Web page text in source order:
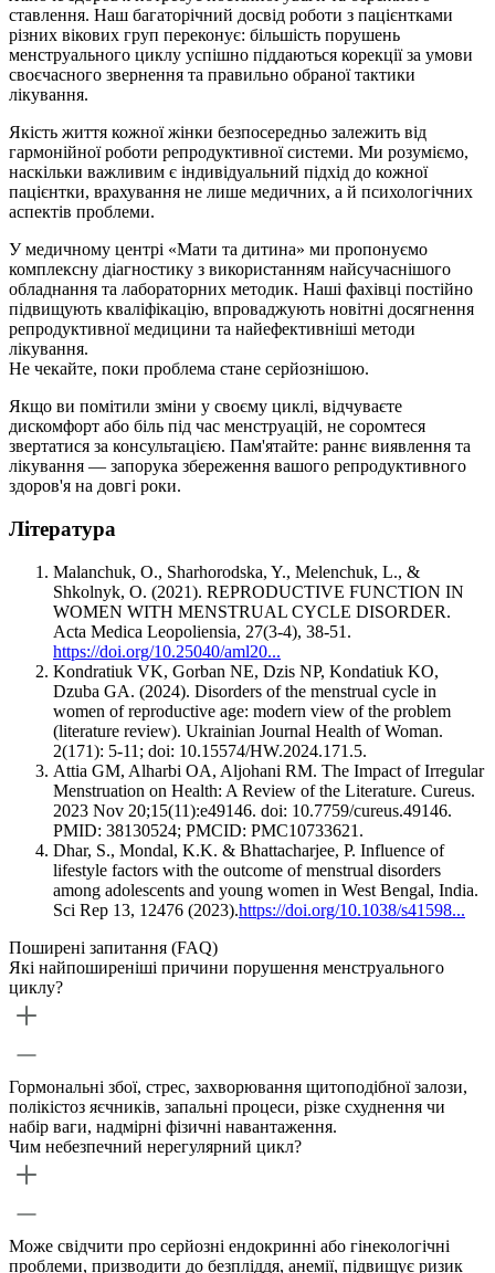
ставлення. Наш багаторічний досвід роботи з пацієнтками
різних вікових груп переконує: більшість порушень
менструального циклу успішно піддаються корекції за умови
своєчасного звернення та правильно обраної тактики
лікування.
Якість життя кожної жінки безпосередньо залежить від
гармонійної роботи репродуктивної системи. Ми розуміємо,
наскільки важливим є індивідуальний підхід до кожної
пацієнтки, врахування не лише медичних, а й психологічних
аспектів проблеми.
У медичному центрі «Мати та дитина» ми пропонуємо
комплексну діагностику з використанням найсучаснішого
обладнання та лабораторних методик. Наші фахівці постійно
підвищують кваліфікацію, впроваджують новітні досягнення
репродуктивної медицини та найефективніші методи
лікування.
Не чекайте, поки проблема стане серйознішою.
Якщо ви помітили зміни у своєму циклі, відчуваєте
дискомфорт або біль під час менструацій, не соромтеся
звертатися за консультацією. Пам'ятайте: раннє виявлення та
лікування — запорука збереження вашого репродуктивного
здоров'я на довгі роки.
Література
Malanchuk, O., Sharhorodska, Y., Melenchuk, L., &
Shkolnyk, O. (2021). REPRODUCTIVE FUNCTION IN
WOMEN WITH MENSTRUAL CYCLE DISORDER.
Acta Medica Leopoliensia, 27(3-4), 38-51.
https://doi.org/10.25040/aml20...
Kondratiuk VK, Gorban NE, Dzis NP, Kondatiuk KO,
Dzuba GA. (2024). Disorders of the menstrual cycle in
women of reproductive age: modern view of the problem
(literature review). Ukrainian Journal Health of Woman.
2(171): 5-11; doi: 10.15574/HW.2024.171.5.
Attia GM, Alharbi OA, Aljohani RM. The Impact of Irregular
Menstruation on Health: A Review of the Literature. Cureus.
2023 Nov 20;15(11):e49146. doi: 10.7759/cureus.49146.
PMID: 38130524; PMCID: PMC10733621.
Dhar, S., Mondal, K.K. & Bhattacharjee, P. Influence of
lifestyle factors with the outcome of menstrual disorders
among adolescents and young women in West Bengal, India.
Sci Rep 13, 12476 (2023).https://doi.org/10.1038/s41598...
Поширені запитання (FAQ)
Які найпоширеніші причини порушення менструального
циклу?
Гормональні збої, стрес, захворювання щитоподібної залози,
полікістоз яєчників, запальні процеси, різке схуднення чи
набір ваги, надмірні фізичні навантаження.
Чим небезпечний нерегулярний цикл?
Може свідчити про серйозні ендокринні або гінекологічні
проблеми, призводити до безпліддя, анемії, підвищує ризик